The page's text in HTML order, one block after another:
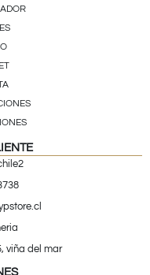
viña del mar